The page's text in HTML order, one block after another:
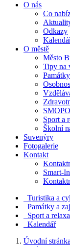
O nás
Co
Odkazy
O městě
Město
Tipy na
SMOPO
Sport a
Školní
Suvenýry
Fotogalerie
Kontakt
Smart-
Turistika a
Památky a
Sport a
Kalendář
Úvodní stránka